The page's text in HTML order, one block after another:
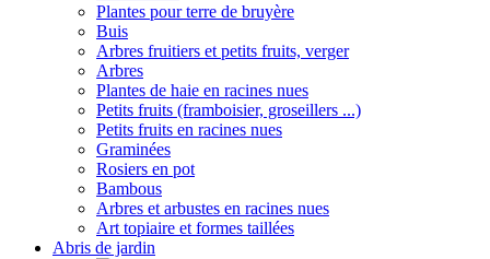
Plantes pour terre de bruyère
Buis
Arbres fruitiers et petits fruits, verger
Arbres
Plantes de haie en racines nues
Petits fruits (framboisier, groseillers ...)
Petits fruits en racines nues
Graminées
Rosiers en pot
Bambous
Arbres et arbustes en racines nues
Art topiaire et formes taillées
Abris de jardin